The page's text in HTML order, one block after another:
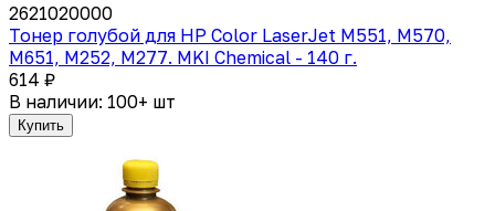
2621020000
Тонер голубой для HP Color LaserJet M551, M570,
M651, M252, M277. MKI Chemical - 140 г.
614 ₽
В наличии: 100+ шт
Купить